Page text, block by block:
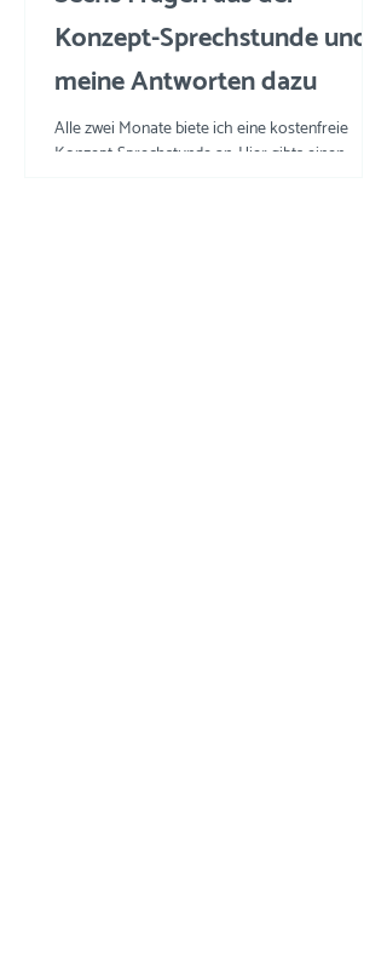
Konzept-Sprechstunde und
meine Antworten dazu
Alle zwei Monate biete ich eine kostenfreie
Konzept-Sprechstunde an. Hier gibts einen